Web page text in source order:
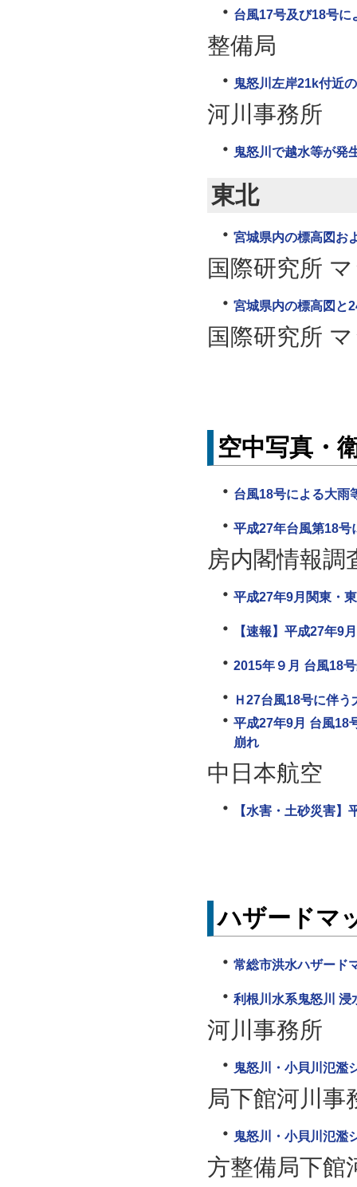
台風17号及び18号に
整備局
鬼怒川左岸21k付近
河川事務所
鬼怒川で越水等が発
東北
宮城県内の標高図お
国際研究所
宮城県内の標高図と
国際研究所
空中写真・
台風18号による大雨
平成27年台風第18号
房内閣情報調
平成27年9月関東・
【速報】平成27年9
2015年９月 台風18
Ｈ27台風18号に伴
平成27年9月 台風18
崩れ
中日本航空
【水害・土砂災害】
ハザードマ
常総市洪水ハザード
利根川水系鬼怒川 浸
河川事務所
鬼怒川・小貝川氾濫
局下館河川事
鬼怒川・小貝川氾
方整備局下館